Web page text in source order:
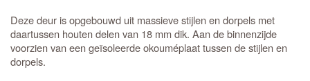
Deze deur is opgebouwd uit massieve stijlen en dorpels met
daartussen houten delen van 18 mm dik. Aan de binnenzijde
voorzien van een geïsoleerde okouméplaat tussen de stijlen en
dorpels.